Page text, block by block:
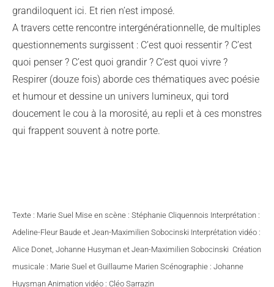
grandiloquent ici. Et rien n’est imposé.
A travers cette rencontre intergénérationnelle, de multiples
questionnements surgissent : C’est quoi ressentir ? C’est
quoi penser ? C’est quoi grandir ? C’est quoi vivre ?
Respirer (douze fois) aborde ces thématiques avec poésie
et humour et dessine un univers lumineux, qui tord
doucement le cou à la morosité, au repli et à ces monstres
qui frappent souvent à notre porte.
Texte : Marie Suel Mise en scène : Stéphanie Cliquennois Interprétation :
Adeline-Fleur Baude et Jean-Maximilien Sobocinski Interprétation vidéo :
Alice Donet, Johanne Husyman et Jean-Maximilien Sobocinski Création
musicale : Marie Suel et Guillaume Marien Scénographie : Johanne
Huysman Animation vidéo : Cléo Sarrazin